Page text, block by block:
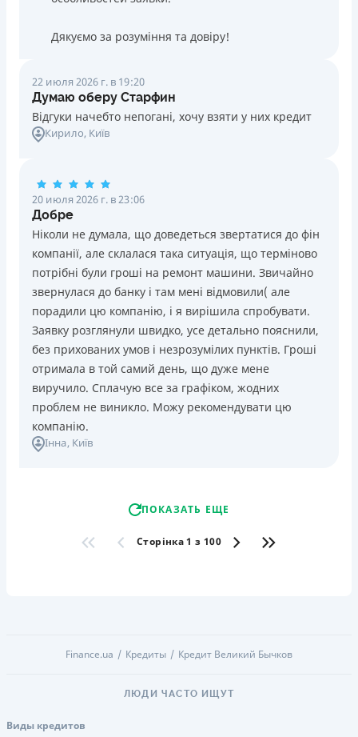
Дякуємо за розуміння та довіру!
22 июля 2026 г. в 19:20
Думаю оберу Старфин
Відгуки начебто непогані, хочу взяти у них кредит
Кирило, Київ
20 июля 2026 г. в 23:06
Добре
Ніколи не думала, що доведеться звертатися до фін
компанії, але склалася така ситуація, що терміново
потрібні були гроші на ремонт машини. Звичайно
звернулася до банку і там мені відмовили( але
порадили цю компанію, і я вирішила спробувати.
Заявку розглянули швидко, усе детально пояснили,
без прихованих умов і незрозумілих пунктів. Гроші
отримала в той самий день, що дуже мене
виручило. Сплачую все за графіком, жодних
проблем не виникло. Можу рекомендувати цю
компанію.
Інна, Київ
ПОКАЗАТЬ ЕЩЕ
Сторінка 1 з 100
Finance.ua Кредиты Кредит Великий Бычков
ЛЮДИ ЧАСТО ИЩУТ
Виды кредитов